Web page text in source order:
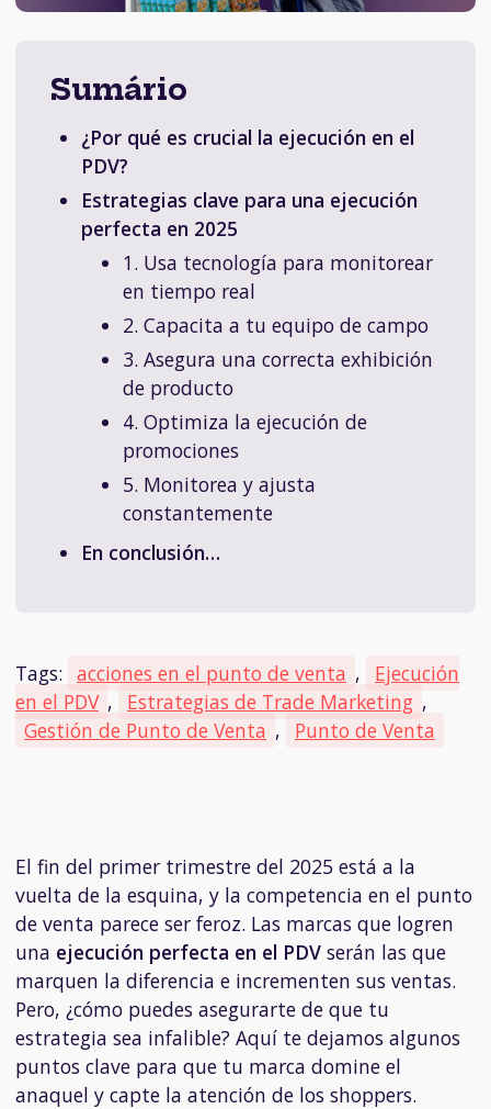
Sumário
¿Por qué es crucial la ejecución en el
PDV?
Estrategias clave para una ejecución
perfecta en 2025
1. Usa tecnología para monitorear
en tiempo real
2. Capacita a tu equipo de campo
3. Asegura una correcta exhibición
de producto
4. Optimiza la ejecución de
promociones
5. Monitorea y ajusta
constantemente
En conclusión…
Tags: acciones en el punto de venta ,
Ejecución
en el PDV , Estrategias de Trade Marketing ,
Gestión de Punto de Venta , Punto de Venta
El fin del primer trimestre del 2025 está a la
vuelta de la esquina, y la competencia en el punto
de venta parece ser feroz. Las marcas que logren
una ejecución perfecta en el PDV serán las que
marquen la diferencia e incrementen sus ventas.
Pero, ¿cómo puedes asegurarte de que tu
estrategia sea infalible? Aquí te dejamos algunos
puntos clave para que tu marca domine el
anaquel y capte la atención de los shoppers.